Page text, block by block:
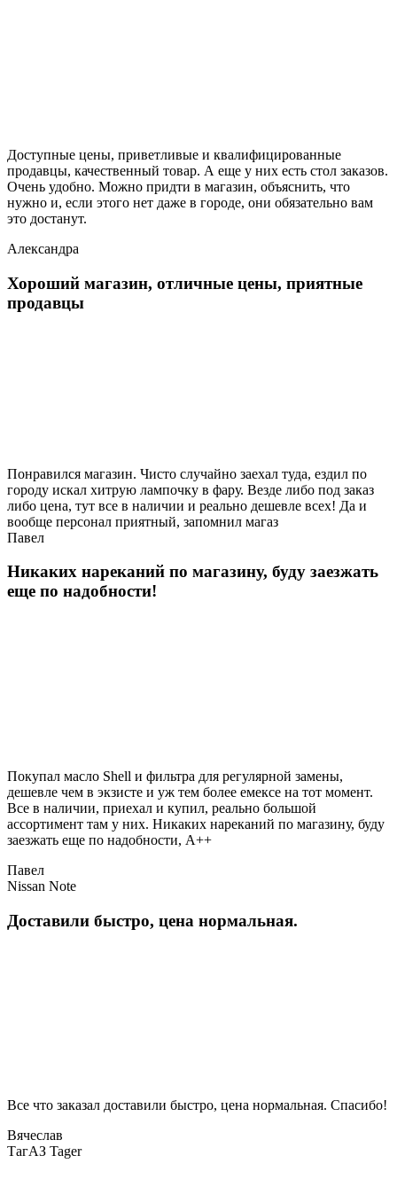
Доступные цены, приветливые и квалифицированные
продавцы, качественный товар. А еще у них есть стол заказов.
Очень удобно. Можно придти в магазин, объяснить, что
нужно и, если этого нет даже в городе, они обязательно вам
это достанут.
Александра
Хороший магазин, отличные цены, приятные
продавцы
Понравился магазин. Чисто случайно заехал туда, ездил по
городу искал хитрую лампочку в фару. Везде либо под заказ
либо цена, тут все в наличии и реально дешевле всех! Да и
вообще персонал приятный, запомнил магаз
Павел
Никаких нареканий по магазину, буду заезжать
еще по надобности!
Покупал масло Shell и фильтра для регулярной замены,
дешевле чем в экзисте и уж тем более емексе на тот момент.
Все в наличии, приехал и купил, реально большой
ассортимент там у них. Никаких нареканий по магазину, буду
заезжать еще по надобности, A++
Павел
Nissan Note
Доставили быстро, цена нормальная.
Все что заказал доставили быстро, цена нормальная. Спасибо!
Вячеслав
ТагАЗ Tager